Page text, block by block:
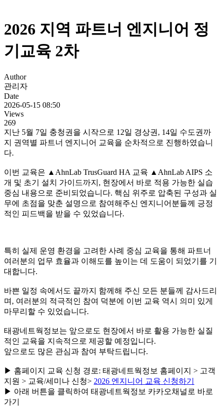
2026 지역 파트너 엔지니어 정
기교육 2차
Author
관리자
Date
2026-05-15 08:50
Views
269
지난 5월 7일 충청권을 시작으로 12일 경상권, 14일 수도권까
지 권역별 파트너 엔지니어 교육을 순차적으로 진행하였습니
다.
이번 교육은 ▲AhnLab TrusGuard HA 교육 ▲AhnLab AIPS 소
개 및 초기 설치 가이드까지, 현장에서 바로 적용 가능한 실습
중심 내용으로 준비되었습니다. 핵심 위주로 압축된 구성과 실
무에 초점을 맞춘 설명으로 참여해주신 엔지니어분들께 긍정
적인 피드백을 받을 수 있었습니다.
특히 실제 운영 환경을 고려한 사례 중심 교육을 통해 파트너
여러분의 업무 효율과 이해도를 높이는 데 도움이 되었기를 기
대합니다.
바쁜 일정 속에서도 끝까지 함께해 주신 모든 분들께 감사드리
며, 여러분의 적극적인 참여 덕분에 이번 교육 역시 의미 있게
마무리할 수 있었습니다.
태광네트웍정보는 앞으로도 현장에서 바로 활용 가능한 실질
적인 교육을 지속적으로 제공할 예정입니다.
앞으로도 많은 관심과 참여 부탁드립니다.
▶ 홈페이지 교육 신청 경로: 태광네트웍정보 홈페이지 > 고객
지원 > 교육/세미나 신청> 2026 엔지니어 교육 신청하기
▶ 아래 버튼을 클릭하여 태광네트웍정보 카카오채널로 바로
가기